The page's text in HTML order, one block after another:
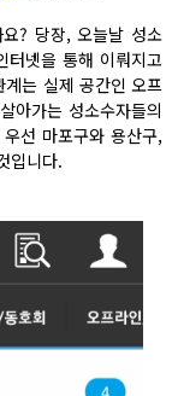
? 당장, 오늘날 성소
넷을 통해 이뤄지고
는 실제 공간인 오프
아가는 성소수자들의
선 마포구와 용산구,
입니다.